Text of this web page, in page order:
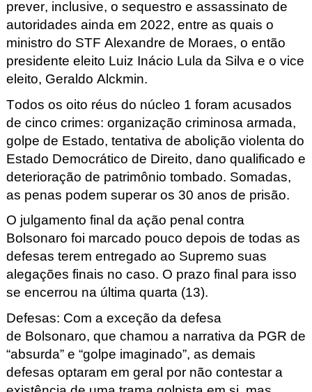
prever, inclusive, o sequestro e assassinato de
autoridades ainda em 2022, entre as quais o
ministro do STF Alexandre de Moraes, o então
presidente eleito Luiz Inácio Lula da Silva e o vice
eleito, Geraldo Alckmin.
Todos os oito réus do núcleo 1 foram acusados
de cinco crimes: organização criminosa armada,
golpe de Estado, tentativa de abolição violenta do
Estado Democrático de Direito, dano qualificado e
deterioração de patrimônio tombado. Somadas,
as penas podem superar os 30 anos de prisão.
O julgamento final da ação penal contra
Bolsonaro foi marcado pouco depois de todas as
defesas terem entregado ao Supremo suas
alegações finais no caso. O prazo final para isso
se encerrou na última quarta (13).
Defesas: Com a exceção da defesa
de Bolsonaro, que chamou a narrativa da PGR de
“absurda” e “golpe imaginado”, as demais
defesas optaram em geral por não contestar a